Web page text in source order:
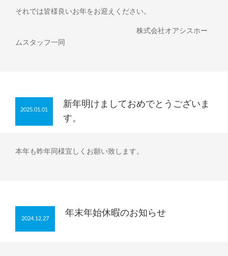
それでは皆様良いお年をお迎えください。
株式会社オアシスホー
ムスタッフ一同
2025.01.01
新年明けましておめでとうございま
す。
本年も昨年同様宜しくお願い致します。
2024.12.27
年末年始休暇のお知らせ